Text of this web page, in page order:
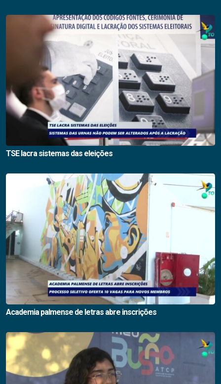
TSE lacra sistemas das eleições
Academia palmense de letras abre inscrições